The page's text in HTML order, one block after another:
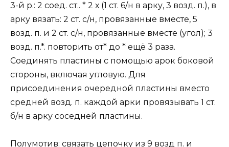
3-й р.: 2 соед. ст.. * 2 х (1 ст. 6/н в арку, 3 возд. п.), в
арку вязать: 2 ст. с/н, провязанные вместе, 5
возд. п. и 2 ст. с/н, провязанные вместе (угол); 3
возд. п.*. повторить от* до * ещё 3 раза.
Соединять пластины с помощью арок боковой
стороны, включая угловую. Для
присоединения очередной пластины вместо
средней возд. п. каждой арки провязывать 1 ст.
б/н в арку соседней пластины.
Полумотив: связать цепочку из 9 возд п. и